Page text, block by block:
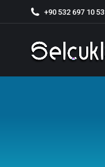
+90 532 697 10 53